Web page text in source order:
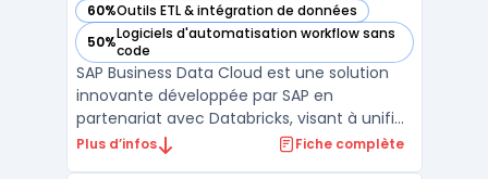
60%Outils ETL & intégration de données
— voir SAP Business Data Cloud dans cette catégorie
50%Logiciels d'automatisation workflow sans
code
— voir SAP Business Data Cloud dans cette catégorie
SAP Business Data Cloud est une solution
innovante développée par SAP en
partenariat avec Databricks, visant à unifier
les données SAP et tierces au sein des
Plus d’infos Fiche complète